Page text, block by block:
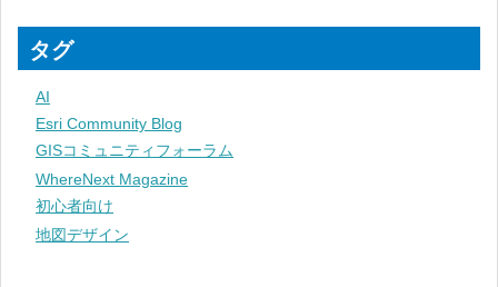
タグ
AI
Esri Community Blog
GISコミュニティフォーラム
WhereNext Magazine
初心者向け
地図デザイン